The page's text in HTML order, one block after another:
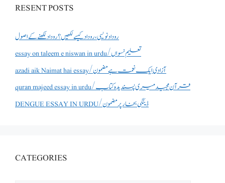
RESENT POSTS
روداد نویسی ،روداد کیسے لکھیں؟ روداد لکھنے کے اصول
essay on taleem e niswan in urdu/تعلیم نسواں
azadi aik Naimat hai essay/آزادی ایک نعمت ہے مضمون
quran majeed essay in urdu/قرآن مجید میری پسندیدہ کتاب
DENGUE ESSAY IN URDU/ڈینگی بخار پر مضمون
CATEGORIES